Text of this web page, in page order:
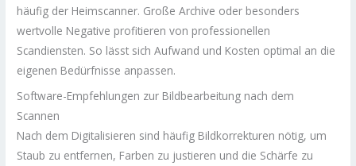
häufig der Heimscanner. Große Archive oder besonders
wertvolle Negative profitieren von professionellen
Scandiensten. So lässt sich Aufwand und Kosten optimal an die
eigenen Bedürfnisse anpassen.
Software-Empfehlungen zur Bildbearbeitung nach dem
Scannen
Nach dem Digitalisieren sind häufig Bildkorrekturen nötig, um
Staub zu entfernen, Farben zu justieren und die Schärfe zu